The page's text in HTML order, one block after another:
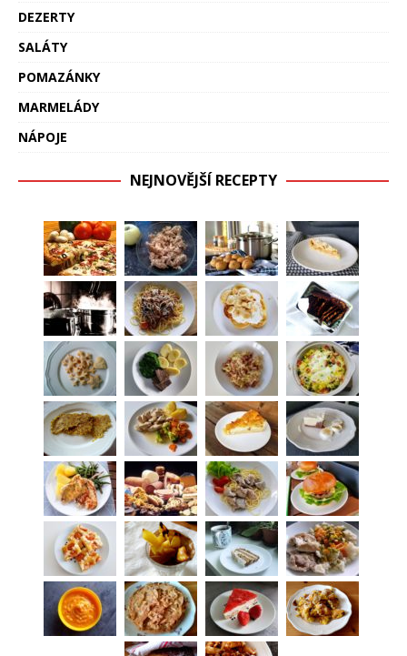
DEZERTY
SALÁTY
POMAZÁNKY
MARMELÁDY
NÁPOJE
NEJNOVĚJŠÍ RECEPTY